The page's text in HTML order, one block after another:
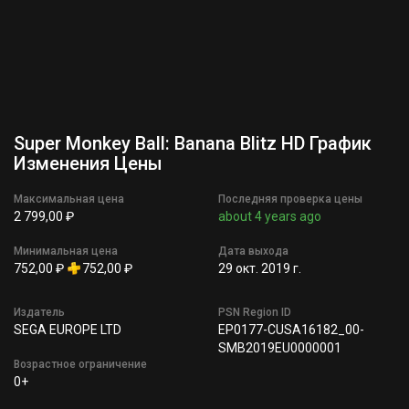
Super Monkey Ball: Banana Blitz HD График
Изменения Цены
Максимальная цена
2 799,00 ₽
Минимальная цена
752,00 ₽ 752,00 ₽
Последняя проверка цены
about 4 years ago
Дата выхода
29 окт. 2019 г.
Издатель
SEGA EUROPE LTD
Возрастное ограничение
0+
PSN Region ID
EP0177-CUSA16182_00-
SMB2019EU0000001